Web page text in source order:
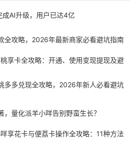
成AI升级，用户已达4亿
全攻略，2026年最新商家必看避坑指南
桃享卡全攻略：开通、使用变现提现及避
多多兑现全攻略，2026年新人必看避坑
，量化派羊小咩告别野蛮生长？
享花卡与便荔卡操作全攻略：11种方法